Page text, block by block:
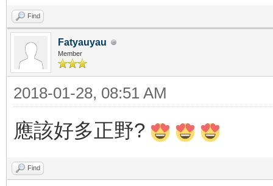
Find
Fatyauyau
Member
2018-01-28, 08:51 AM
應該好多正野?
Find